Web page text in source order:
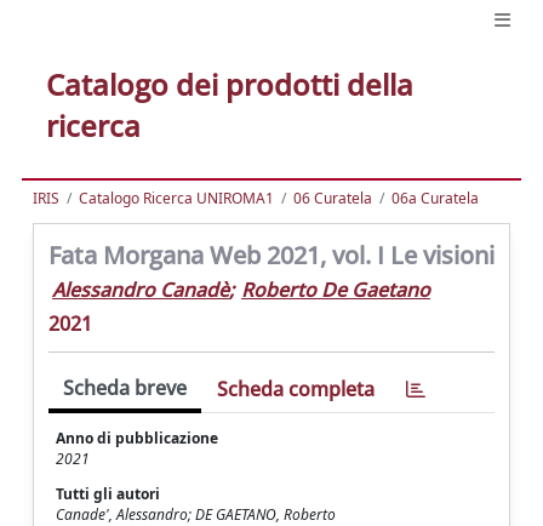
Catalogo dei prodotti della
ricerca
IRIS Catalogo Ricerca UNIROMA1 06 Curatela 06a Curatela
Fata Morgana Web 2021, vol. I Le visioni
Alessandro Canadè; Roberto De Gaetano
2021
Scheda breve Scheda completa
Anno di pubblicazione
2021
Tutti gli autori
Canade', Alessandro; DE GAETANO, Roberto